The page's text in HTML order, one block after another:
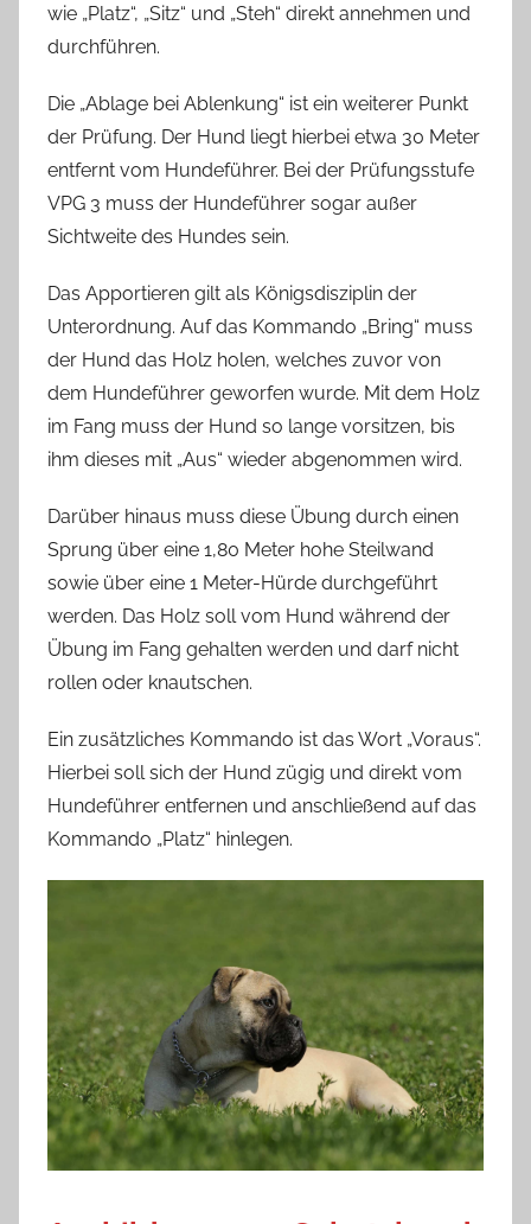
wie „Platz“, „Sitz“ und „Steh“ direkt annehmen und
durchführen.
Die „Ablage bei Ablenkung“ ist ein weiterer Punkt
der Prüfung. Der Hund liegt hierbei etwa 30 Meter
entfernt vom Hundeführer. Bei der Prüfungsstufe
VPG 3 muss der Hundeführer sogar außer
Sichtweite des Hundes sein.
Das Apportieren gilt als Königsdisziplin der
Unterordnung. Auf das Kommando „Bring“ muss
der Hund das Holz holen, welches zuvor von
dem Hundeführer geworfen wurde. Mit dem Holz
im Fang muss der Hund so lange vorsitzen, bis
ihm dieses mit „Aus“ wieder abgenommen wird.
Darüber hinaus muss diese Übung durch einen
Sprung über eine 1,80 Meter hohe Steilwand
sowie über eine 1 Meter-Hürde durchgeführt
werden. Das Holz soll vom Hund während der
Übung im Fang gehalten werden und darf nicht
rollen oder knautschen.
Ein zusätzliches Kommando ist das Wort „Voraus“.
Hierbei soll sich der Hund zügig und direkt vom
Hundeführer entfernen und anschließend auf das
Kommando „Platz“ hinlegen.